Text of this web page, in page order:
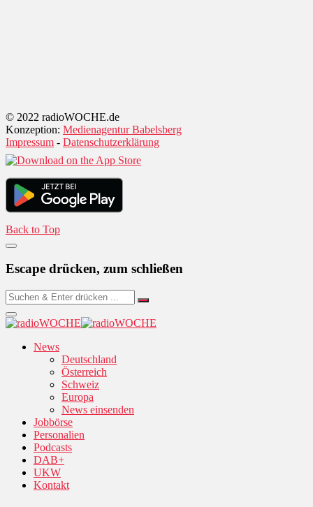
© 2022 radioWOCHE.de
Konzeption: Medienagentur Babelsberg
Impressum - Datenschutzerklärung
Back to Top
Escape drücken, zum schließen
News
Deutschland
Österreich
Schweiz
Europa
News einsenden
Jobbörse
Personalien
Podcasts
DAB+
UKW
Kontakt